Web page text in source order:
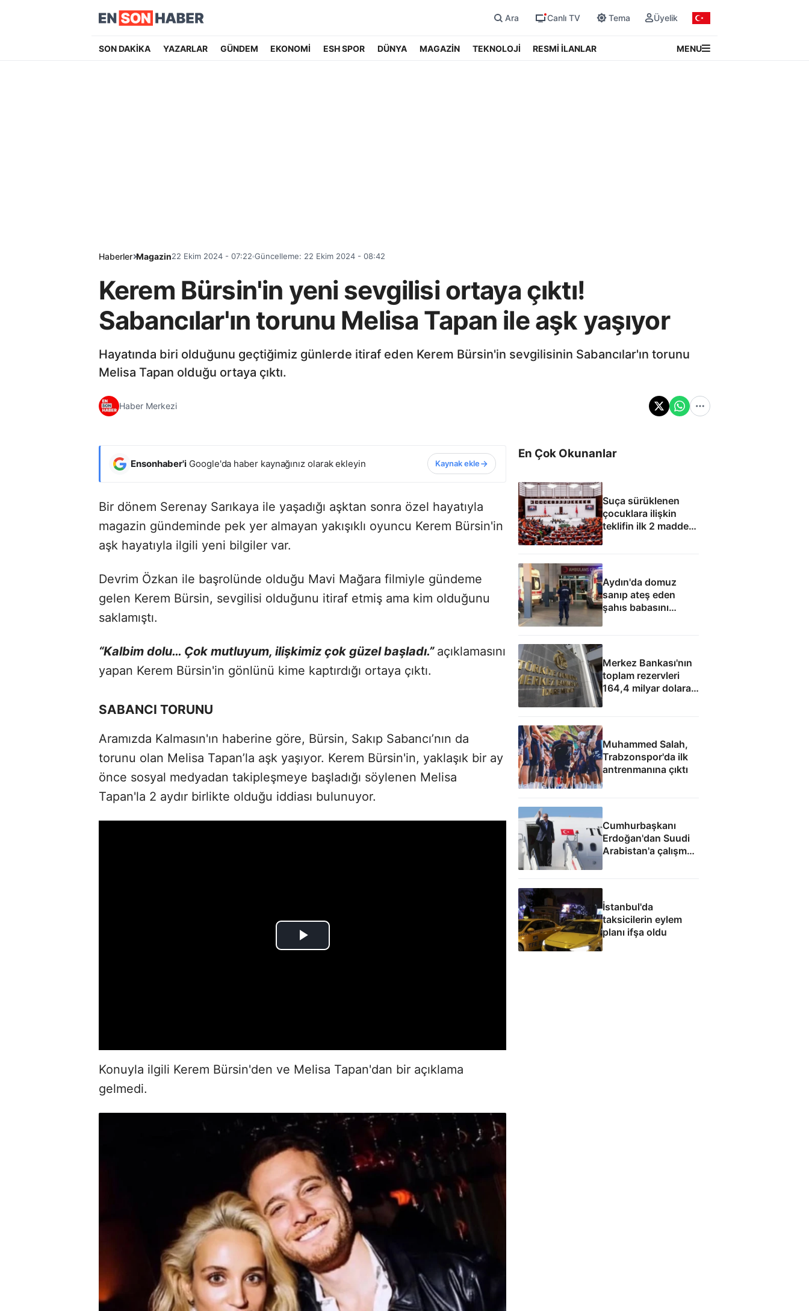
Ara Canlı TV Tema Üyelik
SON DAKİKA YAZARLAR GÜNDEM EKONOMİ ESH SPOR DÜNYA MAGAZİN TEKNOLOJİ RESMİ İLANLAR MENU
Haberler Magazin22 Ekim 2024 - 07:22 Güncelleme: 22 Ekim 2024 - 08:42
Kerem Bürsin'in yeni sevgilisi ortaya çıktı!
Sabancılar'ın torunu Melisa Tapan ile aşk yaşıyor
Hayatında biri olduğunu geçtiğimiz günlerde itiraf eden Kerem Bürsin'in sevgilisinin Sabancılar'ın torunu
Melisa Tapan olduğu ortaya çıktı.
Haber Merkezi
Ensonhaber'i Google'da haber kaynağınız olarak ekleyin Kaynak ekle
Bir dönem Serenay Sarıkaya ile yaşadığı aşktan sonra özel hayatıyla
magazin gündeminde pek yer almayan yakışıklı oyuncu Kerem Bürsin'in
aşk hayatıyla ilgili yeni bilgiler var.
Devrim Özkan ile başrolünde olduğu Mavi Mağara filmiyle gündeme
gelen Kerem Bürsin, sevgilisi olduğunu itiraf etmiş ama kim olduğunu
saklamıştı.
“Kalbim dolu… Çok mutluyum, ilişkimiz çok güzel başladı.” açıklamasını
yapan Kerem Bürsin'in gönlünü kime kaptırdığı ortaya çıktı.
SABANCI TORUNU
Aramızda Kalmasın'ın haberine göre, Bürsin, Sakıp Sabancı’nın da
torunu olan Melisa Tapan’la aşk yaşıyor. Kerem Bürsin'in, yaklaşık bir ay
önce sosyal medyadan takipleşmeye başladığı söylenen Melisa
Tapan'la 2 aydır birlikte olduğu iddiası bulunuyor.
Konuyla ilgili Kerem Bürsin'den ve Melisa Tapan'dan bir açıklama
gelmedi.
En Çok Okunanlar
Suça sürüklenen
çocuklara ilişkin
teklifin ilk 2 maddesi
kabul edildi
Aydın'da domuz
sanıp ateş eden
şahıs babasını
Merkez Bankası'nın
toplam rezervleri
164,4 milyar dolara
yükseldi
Muhammed Salah,
Trabzonspor'da ilk
antrenmanına çıktı
Cumhurbaşkanı
Erdoğan'dan Suudi
Arabistan'a çalışma
İstanbul'da
taksicilerin eylem
planı ifşa oldu